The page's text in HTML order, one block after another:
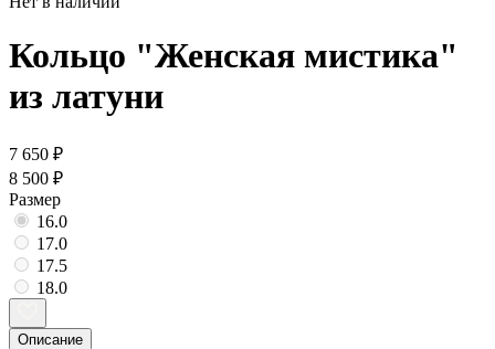
Кольцо "Женская мистика"
из латуни
7 650 ₽
8 500 ₽
Размер
16.0
17.0
17.5
18.0
Описание